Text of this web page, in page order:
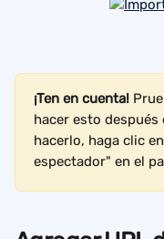
¡Ten en cuenta!
hacer esto
hacerlo, haga clic
espectador" en el